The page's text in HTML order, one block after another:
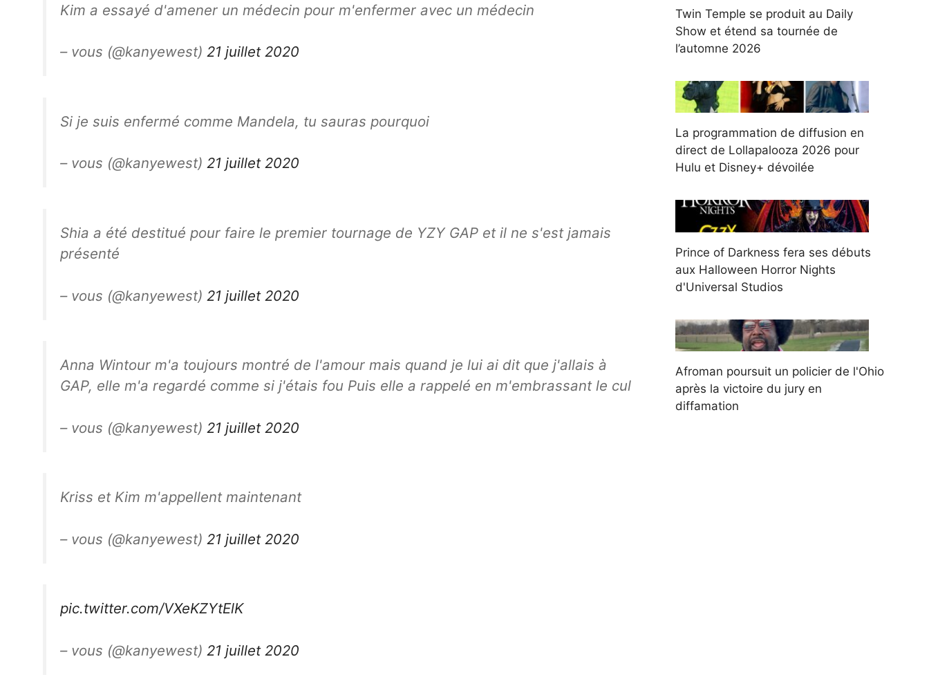
Kim a essayé d'amener un médecin pour m'enfermer avec un médecin
– vous (@kanyewest) 21 juillet 2020
Si je suis enfermé comme Mandela, tu sauras pourquoi
– vous (@kanyewest) 21 juillet 2020
Shia a été destitué pour faire le premier tournage de YZY GAP et il ne s'est jamais
présenté
– vous (@kanyewest) 21 juillet 2020
Anna Wintour m'a toujours montré de l'amour mais quand je lui ai dit que j'allais à
GAP, elle m'a regardé comme si j'étais fou Puis elle a rappelé en m'embrassant le cul
– vous (@kanyewest) 21 juillet 2020
Kriss et Kim m'appellent maintenant
– vous (@kanyewest) 21 juillet 2020
pic.twitter.com/VXeKZYtElK
– vous (@kanyewest) 21 juillet 2020
Twin Temple se produit au Daily
Show et étend sa tournée de
l’automne 2026
La programmation de diffusion en
direct de Lollapalooza 2026 pour
Hulu et Disney+ dévoilée
Prince of Darkness fera ses débuts
aux Halloween Horror Nights
d'Universal Studios
Afroman poursuit un policier de l'Ohio
après la victoire du jury en
diffamation